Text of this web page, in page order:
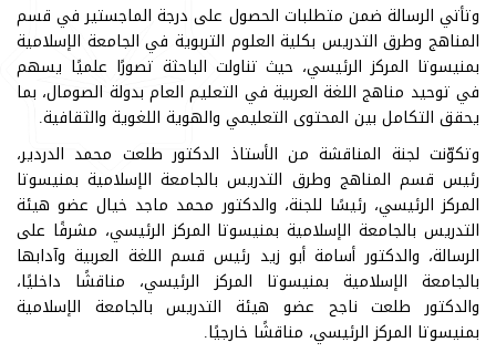
وتأتي الرسالة ضمن متطلبات الحصول على درجة الماجستير في قسم
المناهج وطرق التدريس بكلية العلوم التربوية في الجامعة الإسلامية
بمنيسوتا المركز الرئيسي، حيث تناولت الباحثة تصورًا علميًا يسهم
في توحيد مناهج اللغة العربية في التعليم العام بدولة الصومال، بما
يحقق التكامل بين المحتوى التعليمي والهوية اللغوية والثقافية.
وتكوّنت لجنة المناقشة من الأستاذ الدكتور طلعت محمد الدردير،
رئيس قسم المناهج وطرق التدريس بالجامعة الإسلامية بمنيسوتا
المركز الرئيسي، رئيسًا للجنة، والدكتور محمد ماجد خيال عضو هيئة
التدريس بالجامعة الإسلامية بمنيسوتا المركز الرئيسي، مشرفًا على
الرسالة، والدكتور أسامة أبو زيد رئيس قسم اللغة العربية وآدابها
بالجامعة الإسلامية بمنيسوتا المركز الرئيسي، مناقشًا داخليًا،
والدكتور طلعت ناجح عضو هيئة التدريس بالجامعة الإسلامية
بمنيسوتا المركز الرئيسي، مناقشًا خارجيًا.